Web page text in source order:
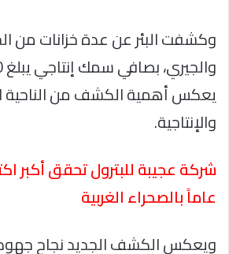
وكشفت البئر عن عدة خزانات من
يعكس أهمية الكشف من الناحية
والإنتاجية.
عاماً بالصحراء الغربية
ويعكس الكشف الجديد نجاح جهود